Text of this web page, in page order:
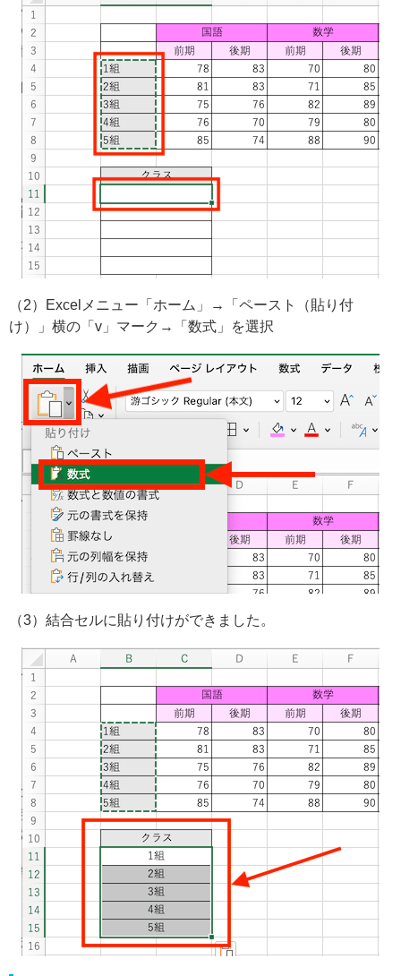
（2）Excelメニュー「ホーム」→「ペースト（貼り付
け）」横の「v」マーク→「数式」を選択
（3）結合セルに貼り付けができました。